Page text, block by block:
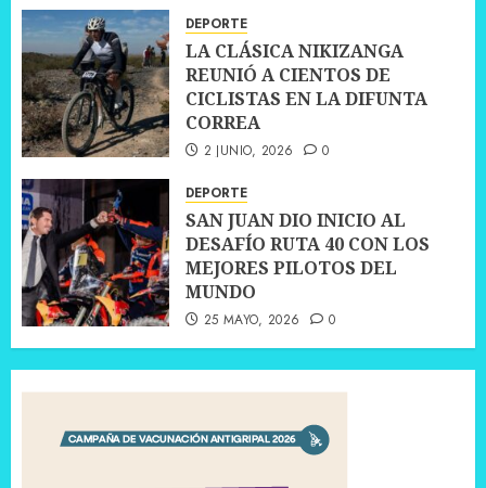
DEPORTE
LA CLÁSICA NIKIZANGA
REUNIÓ A CIENTOS DE
CICLISTAS EN LA DIFUNTA
CORREA
2 JUNIO, 2026 0
DEPORTE
SAN JUAN DIO INICIO AL
DESAFÍO RUTA 40 CON LOS
MEJORES PILOTOS DEL
MUNDO
25 MAYO, 2026 0